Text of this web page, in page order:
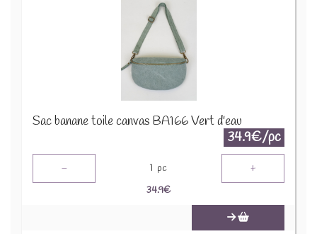
Sac banane toile canvas BA166 Vert d'eau
34.9€/pc
- 1 pc +
34.9€